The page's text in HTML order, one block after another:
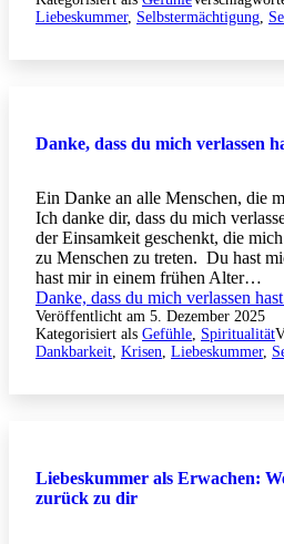
Liebeskummer, Selbstermächtigung
Danke, dass du mich verlassen
Ein Danke an alle Menschen, die
Ich danke dir, dass du mich
der Einsamkeit geschenkt, die
zu Menschen zu treten. Du hast
hast mir in einem frühen Alter…
Danke, dass du mich verlassen hast
Veröffentlicht am 5. Dezember 2025
Kategorisiert als Gefühle, Spiritualität
Dankbarkeit, Krisen, Liebeskummer,
Liebeskummer als Erwachen:
zurück zu dir